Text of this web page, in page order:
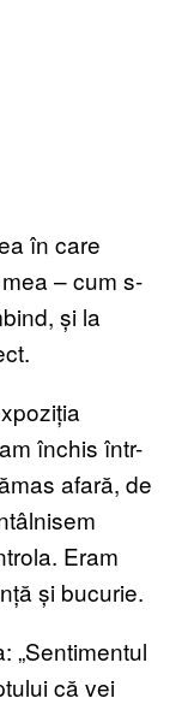
în care
– cum s-
și la
închis într-
afară, de
Eram
și bucurie.
„Sentimentul
că vei